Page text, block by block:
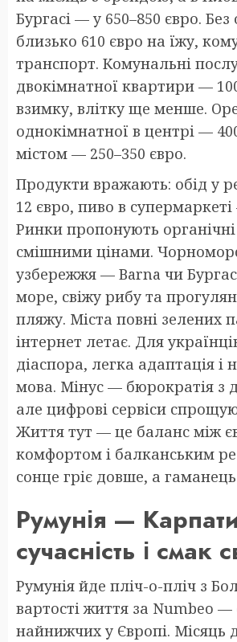
Бургасі — у 650–850 євро.
близько 610 євро на їжу,
транспорт. Комунальні
двокімнатної квартири —
взимку, влітку ще менше.
однокімнатної в центрі —
містом — 250–350 євро.
Продукти вражають: обід у
12 євро, пиво в
Ринки пропонують органічні
смішними цінами.
узбережжя — Вarna чи
море, свіжу рибу та
пляжу. Міста повні зелених
інтернет летає. Для
діаспора, легка адаптація і
мова. Мінус — бюрократія з
але цифрові сервіси
Життя тут — це баланс між
комфортом і балканським
сонце гріє довше, а
Румунія —
сучасність і смак
Румунія йде пліч-о-пліч з
вартості життя за Numbeo —
найнижчих у Європі. Місяць